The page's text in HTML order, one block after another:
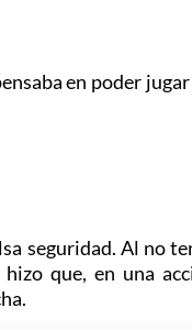
en poder
seguridad. Al no
que, en una